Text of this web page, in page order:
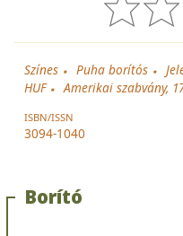
Színes Puha borítós
HUF
Amerikai szabvány,
ISBN/ISSN
3094-1040
Borító